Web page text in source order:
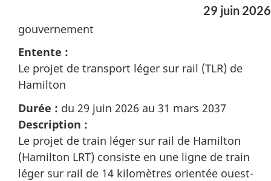
29 juin 2026
gouvernement
Entente :
Le projet de transport léger sur rail (TLR) de
Hamilton
Durée : du 29 juin 2026 au 31 mars 2037
Description :
Le projet de train léger sur rail de Hamilton
(Hamilton LRT) consiste en une ligne de train
léger sur rail de 14 kilomètres orientée ouest-